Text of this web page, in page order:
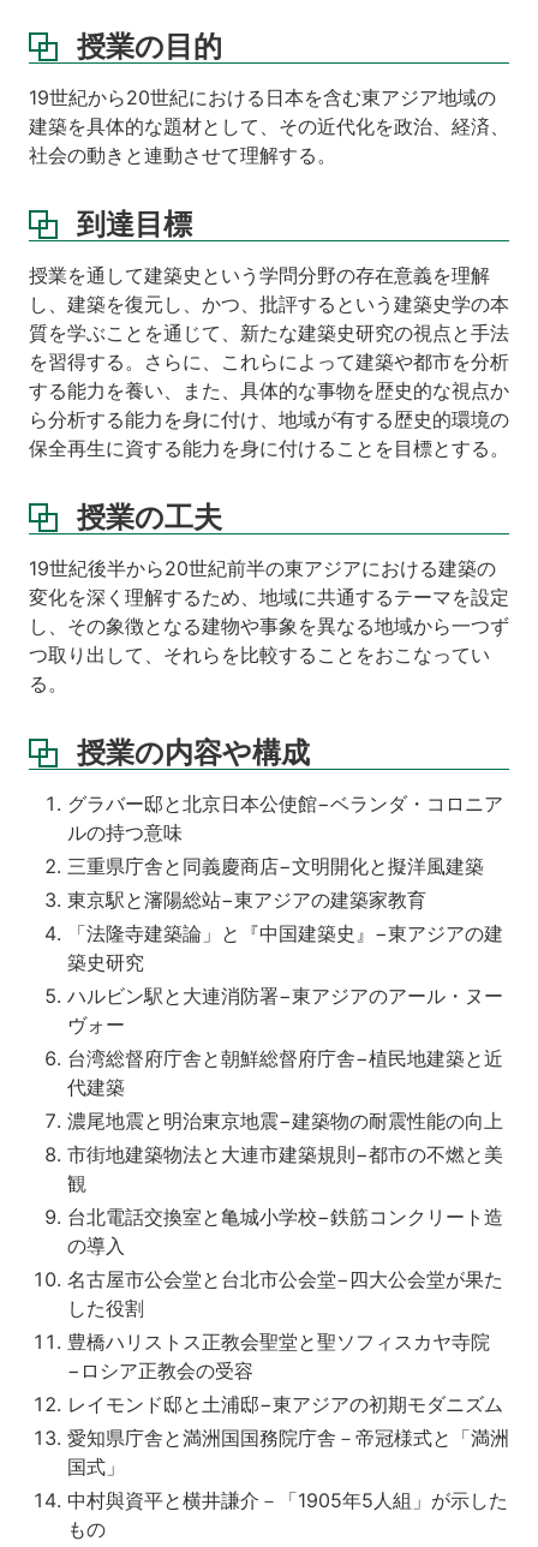
書
授業の目的
19世紀から20世紀における日本を含む東アジア地域の
建築を具体的な題材として、その近代化を政治、経済、
社会の動きと連動させて理解する。
到達目標
授業を通して建築史という学問分野の存在意義を理解
し、建築を復元し、かつ、批評するという建築史学の本
質を学ぶことを通じて、新たな建築史研究の視点と手法
を習得する。さらに、これらによって建築や都市を分析
する能力を養い、また、具体的な事物を歴史的な視点か
ら分析する能力を身に付け、地域が有する歴史的環境の
保全再生に資する能力を身に付けることを目標とする。
授業の工夫
19世紀後半から20世紀前半の東アジアにおける建築の
変化を深く理解するため、地域に共通するテーマを設定
し、その象徴となる建物や事象を異なる地域から一つず
つ取り出して、それらを比較することをおこなってい
る。
授業の内容や構成
グラバー邸と北京日本公使館−ベランダ・コロニア
ルの持つ意味
三重県庁舎と同義慶商店−文明開化と擬洋風建築
東京駅と瀋陽総站−東アジアの建築家教育
「法隆寺建築論」と『中国建築史』−東アジアの建
築史研究
ハルビン駅と大連消防署−東アジアのアール・ヌー
ヴォー
台湾総督府庁舎と朝鮮総督府庁舎−植民地建築と近
代建築
濃尾地震と明治東京地震−建築物の耐震性能の向上
市街地建築物法と大連市建築規則−都市の不燃と美
観
台北電話交換室と亀城小学校−鉄筋コンクリート造
の導入
名古屋市公会堂と台北市公会堂−四大公会堂が果た
した役割
豊橋ハリストス正教会聖堂と聖ソフィスカヤ寺院
−ロシア正教会の受容
レイモンド邸と土浦邸−東アジアの初期モダニズム
愛知県庁舎と満洲国国務院庁舎－帝冠様式と「満洲
国式」
中村與資平と横井謙介－「1905年5人組」が示した
もの